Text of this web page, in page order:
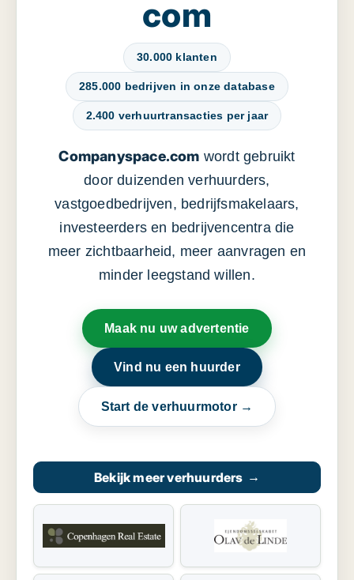
com
30.000 klanten
285.000 bedrijven in onze database
2.400 verhuurtransacties per jaar
Companyspace.com wordt gebruikt
door duizenden verhuurders,
vastgoedbedrijven, bedrijfsmakelaars,
investeerders en bedrijvencentra die
meer zichtbaarheid, meer aanvragen en
minder leegstand willen.
Maak nu uw advertentie
Vind nu een huurder
Start de verhuurmotor →
Bekijk meer verhuurders →